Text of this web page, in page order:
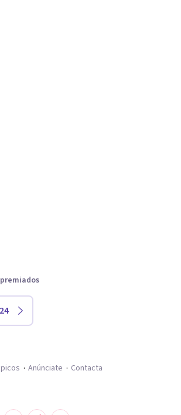
Anúnciate Contacta